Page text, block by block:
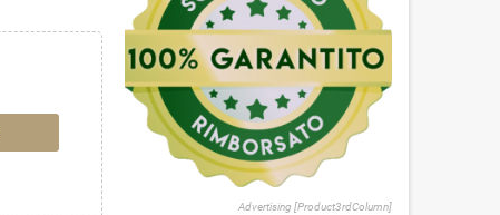
Advertising [Product3rdColumn]